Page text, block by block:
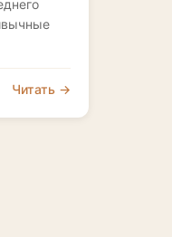
Читать →